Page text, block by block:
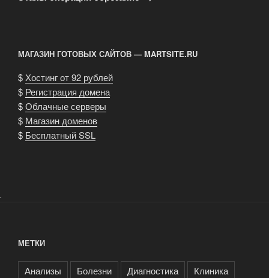
МАГАЗИН ГОТОВЫХ САЙТОВ — MARTSITE.RU
$ Хостинг от 92 рублей
$ Регистрация домена
$Облачные серверы
$ Магазин доменов
$ Бесплатный SSL
.
МЕТКИ
Анализы Болезни Диагностика
Клиника